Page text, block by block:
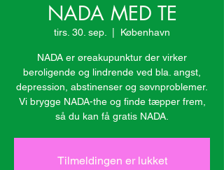
NADA MED TE
tirs. 30. sep. København
NADA er øreakupunktur der virker
beroligende og lindrende ved bla. angst,
depression, abstinenser og søvnproblemer.
Vi brygge NADA-the og finde tæpper frem,
så du kan få gratis NADA.
Tilmeldingen er lukket